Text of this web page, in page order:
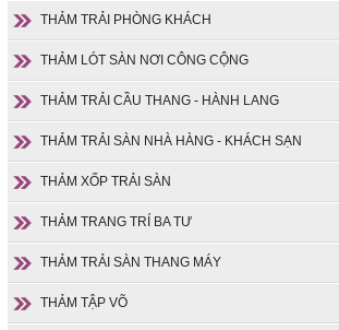
THẢM TRẢI PHÒNG KHÁCH
THẢM LÓT SÀN NƠI CÔNG CỘNG
THẢM TRẢI CẦU THANG - HÀNH LANG
THẢM TRẢI SÀN NHÀ HÀNG - KHÁCH SẠN
THẢM XỐP TRẢI SÀN
THẢM TRANG TRÍ BA TƯ
THẢM TRẢI SÀN THANG MÁY
THẢM TẬP VÕ